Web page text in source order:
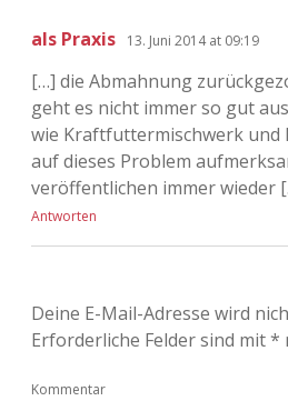
als Praxis 13. Juni 2014 at 09:19
[…] die Abmahnung
geht es nicht immer so gut
wie Kraftfuttermischwerk und
auf dieses Problem
veröffentlichen immer wieder
Antworten
Deine E-Mail-Adresse wird
Erforderliche Felder sind mit*
Kommentar